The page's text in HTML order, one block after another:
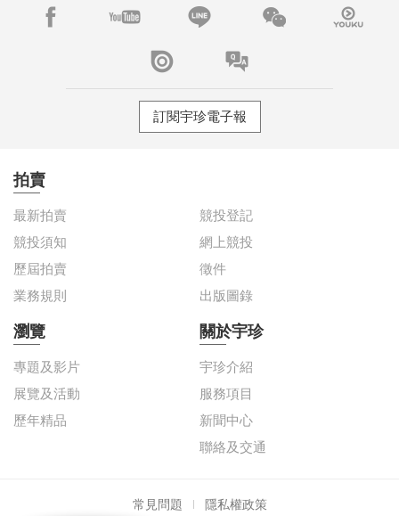
訂閱宇珍電子報
拍賣
最新拍賣
競投登記
競投須知
網上競投
歷屆拍賣
徵件
業務規則
出版圖錄
瀏覽
專題及影片
展覽及活動
歷年精品
關於宇珍
宇珍介紹
服務項目
新聞中心
聯絡及交通
常見問題 隱私權政策